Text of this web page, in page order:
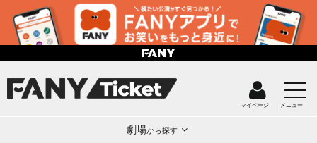
マイページ メニュー
劇場から探す